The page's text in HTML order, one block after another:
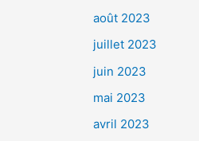
août 2023
juillet 2023
juin 2023
mai 2023
avril 2023